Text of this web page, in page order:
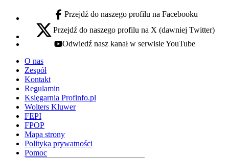
facebook - otwiera się w nowej karcie
Przejdź do naszego profilu na Facebooku
x - otwiera się w nowej karcie
Przejdź do naszego profilu na X (dawniej Twitter)
youtube - otwiera się w nowej karcie
Odwiedź nasz kanał w serwisie YouTube
O nas
Zespół
Kontakt
Regulamin
Księgarnia Profinfo.pl
Wolters Kluwer
FEPI
FPOP
Mapa strony
Polityka prywatności
Pomoc